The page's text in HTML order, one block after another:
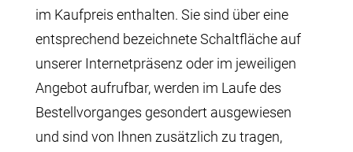
im Kaufpreis enthalten. Sie sind über eine
entsprechend bezeichnete Schaltfläche auf
unserer Internetpräsenz oder im jeweiligen
Angebot aufrufbar, werden im Laufe des
Bestellvorganges gesondert ausgewiesen
und sind von Ihnen zusätzlich zu tragen,